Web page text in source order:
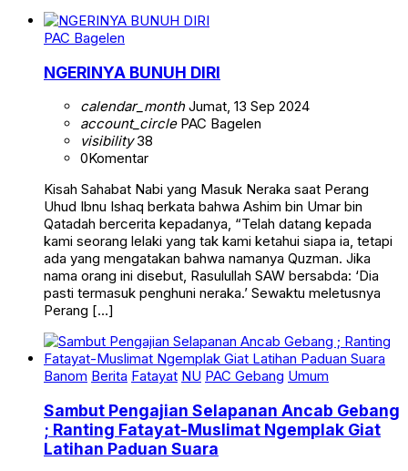
PAC Bagelen
NGERINYA BUNUH DIRI
calendar_monthJumat, 13 Sep 2024
account_circlePAC Bagelen
visibility38
0Komentar
Kisah Sahabat Nabi yang Masuk Neraka saat Perang
Uhud Ibnu Ishaq berkata bahwa Ashim bin Umar bin
Qatadah bercerita kepadanya, “Telah datang kepada
kami seorang lelaki yang tak kami ketahui siapa ia, tetapi
ada yang mengatakan bahwa namanya Quzman. Jika
nama orang ini disebut, Rasulullah SAW bersabda: ‘Dia
pasti termasuk penghuni neraka.’ Sewaktu meletusnya
Perang […]
Banom Berita Fatayat NU PAC Gebang Umum
Sambut Pengajian Selapanan Ancab Gebang
; Ranting Fatayat-Muslimat Ngemplak Giat
Latihan Paduan Suara